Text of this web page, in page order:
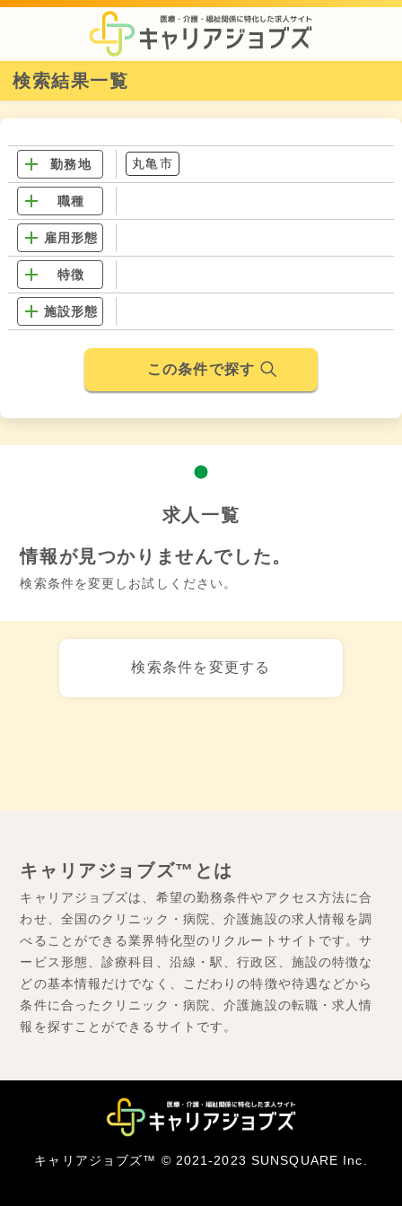
検索結果一覧
勤務地 丸亀市
職種
雇用形態
特徴
施設形態
この条件で探す
求人一覧
情報が見つかりませんでした。
検索条件を変更しお試しください。
検索条件を変更する
キャリアジョブズ™とは
キャリアジョブズは、希望の勤務条件やアクセス方法に合
わせ、全国のクリニック・病院、介護施設の求人情報を調
べることができる業界特化型のリクルートサイトです。サ
ービス形態、診療科目、沿線・駅、行政区、施設の特徴な
どの基本情報だけでなく、こだわりの特徴や待遇などから
条件に合ったクリニック・病院、介護施設の転職・求人情
報を探すことができるサイトです。
キャリアジョブズ™ © 2021-2023 SUNSQUARE Inc.